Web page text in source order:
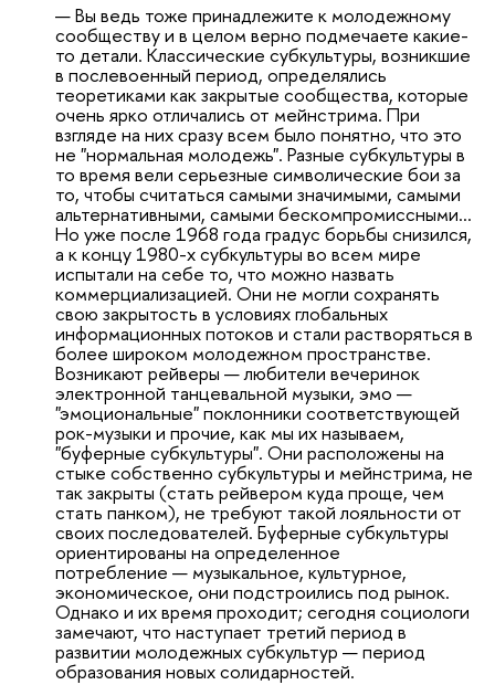
— Вы ведь тоже принадлежите к молодежному
сообществу и в целом верно подмечаете какие-
то детали. Классические субкультуры, возникшие
в послевоенный период, определялись
теоретиками как закрытые сообщества, которые
очень ярко отличались от мейнстрима. При
взгляде на них сразу всем было понятно, что это
не "нормальная молодежь". Разные субкультуры в
то время вели серьезные символические бои за
то, чтобы считаться самыми значимыми, самыми
альтернативными, самыми бескомпромиссными...
Но уже после 1968 года градус борьбы снизился,
а к концу 1980-х субкультуры во всем мире
испытали на себе то, что можно назвать
коммерциализацией. Они не могли сохранять
свою закрытость в условиях глобальных
информационных потоков и стали растворяться в
более широком молодежном пространстве.
Возникают рейверы — любители вечеринок
электронной танцевальной музыки, эмо —
"эмоциональные" поклонники соответствующей
рок-музыки и прочие, как мы их называем,
"буферные субкультуры". Они расположены на
стыке собственно субкультуры и мейнстрима, не
так закрыты (стать рейвером куда проще, чем
стать панком), не требуют такой лояльности от
своих последователей. Буферные субкультуры
ориентированы на определенное
потребление — музыкальное, культурное,
экономическое, они подстроились под рынок.
Однако и их время проходит; сегодня социологи
замечают, что наступает третий период в
развитии молодежных субкультур — период
образования новых солидарностей.